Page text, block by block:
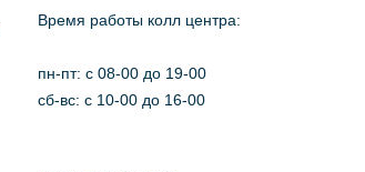
Время работы колл центра:
пн-пт: c 08-00 до 19-00
сб-вс: с 10-00 до 16-00